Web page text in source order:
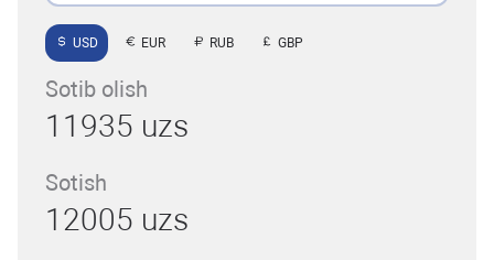
USD EUR RUB GBP
Sotib olish
11935 uzs
Sotish
12005 uzs